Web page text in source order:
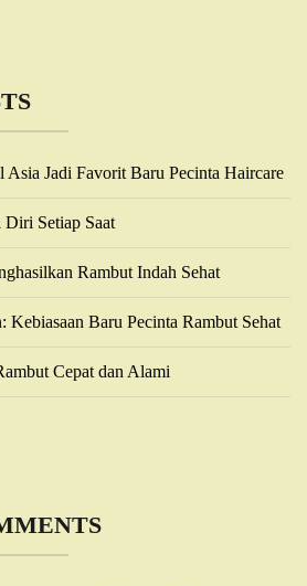
Asia Jadi Favorit Baru Pecinta Haircare
Setiap Saat
Rambut Indah Sehat
Kebiasaan Baru Pecinta Rambut Sehat
Cepat dan Alami